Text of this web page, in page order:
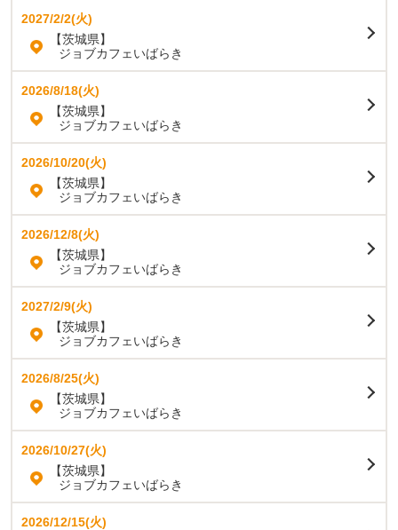
2027/2/2(火)
【茨城県】
ジョブカフェいばらき
2026/8/18(火)
【茨城県】
ジョブカフェいばらき
2026/10/20(火)
【茨城県】
ジョブカフェいばらき
2026/12/8(火)
【茨城県】
ジョブカフェいばらき
2027/2/9(火)
【茨城県】
ジョブカフェいばらき
2026/8/25(火)
【茨城県】
ジョブカフェいばらき
2026/10/27(火)
【茨城県】
ジョブカフェいばらき
2026/12/15(火)